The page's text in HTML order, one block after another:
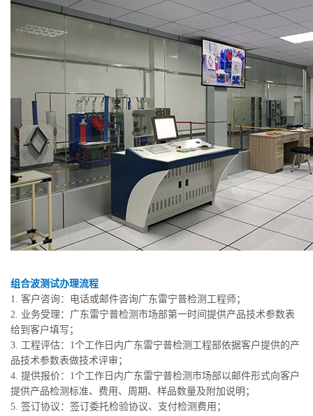
组合波测试办理流程
1. 客户咨询：电话或邮件咨询广东雷宁普检测工程师；
2. 业务受理：广东雷宁普检测市场部第一时间提供产品技术参数表
给到客户填写；
3. 工程评估：1个工作日内广东雷宁普检测工程部依据客户提供的产
品技术参数表做技术评审；
4. 提供报价：1个工作日内广东雷宁普检测市场部以邮件形式向客户
提供产品检测标准、费用、周期、样品数量及附加说明；
5. 签订协议：签订委托检验协议、支付检测费用；